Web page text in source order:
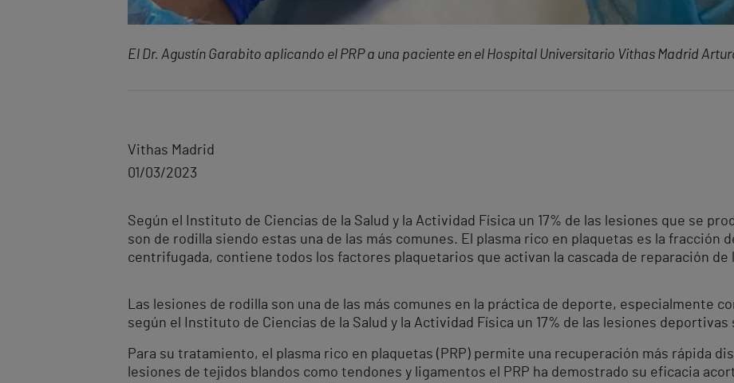
El Dr. Agustín Garabito aplicando el PRP a una paciente en el Hospital Universitario Vithas Madrid
Vithas Madrid
01/03/2023
Según el Instituto de Ciencias de la Salud y la Actividad Física un 17% de las lesiones que se
son de rodilla siendo estas una de las más comunes. El plasma rico en plaquetas es la fracción
centrifugada, contiene todos los factores plaquetarios que activan la cascada de reparación de
Las lesiones de rodilla son una de las más comunes en la práctica de deporte, especialmente
según el Instituto de Ciencias de la Salud y la Actividad Física un 17% de las lesiones deportivas
Para su tratamiento, el plasma rico en plaquetas (PRP) permite una recuperación más rápida
lesiones de tejidos blandos como tendones y ligamentos el PRP ha demostrado su eficacia